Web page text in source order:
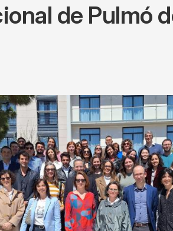
de Pulmó